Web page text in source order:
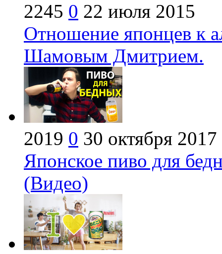
2245 0 22 июля 2015
Отношение японцев к
Шамовым Дмитрием.
2019 0 30 октября 2017
Японское пиво для
(Видео)